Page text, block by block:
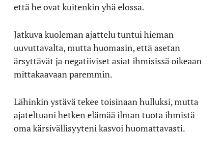
että he ovat kuitenkin yhä elossa.
Jatkuva kuoleman ajattelu tuntui hieman
uuvuttavalta, mutta huomasin, että asetan
ärsyttävät ja negatiiviset asiat ihmisissä oikeaan
mittakaavaan paremmin.
Lähinkin ystävä tekee toisinaan hulluksi, mutta
ajateltuani hetken elämää ilman tuota ihmistä
oma kärsivällisyyteni kasvoi huomattavasti.